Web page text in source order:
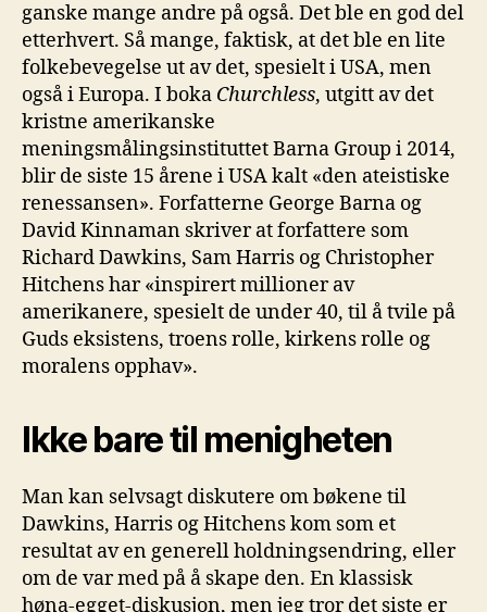
ganske mange andre på også. Det ble en god del
etterhvert. Så mange, faktisk, at det ble en lite
folkebevegelse ut av det, spesielt i USA, men
også i Europa. I boka Churchless, utgitt av det
kristne amerikanske
meningsmålingsinstituttet Barna Group i 2014,
blir de siste 15 årene i USA kalt «den ateistiske
renessansen». Forfatterne George Barna og
David Kinnaman skriver at forfattere som
Richard Dawkins, Sam Harris og Christopher
Hitchens har «inspirert millioner av
amerikanere, spesielt de under 40, til å tvile på
Guds eksistens, troens rolle, kirkens rolle og
moralens opphav».
Ikke bare til menigheten
Man kan selvsagt diskutere om bøkene til
Dawkins, Harris og Hitchens kom som et
resultat av en generell holdningsendring, eller
om de var med på å skape den. En klassisk
høna-egget-diskusjon, men jeg tror det siste er